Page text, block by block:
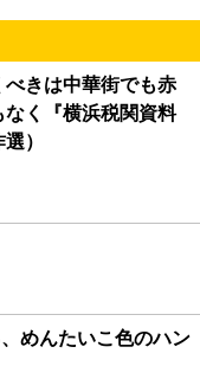
きは中華街でも赤
なく『横浜税関資料
）
めんたいこ色のハン